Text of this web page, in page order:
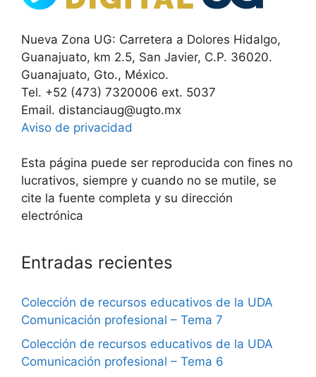
Nueva Zona UG: Carretera a Dolores Hidalgo,
Guanajuato, km 2.5, San Javier, C.P. 36020.
Guanajuato, Gto., México.
Tel. +52 (473) 7320006 ext. 5037
Email. distanciaug@ugto.mx
Aviso de privacidad
Esta página puede ser reproducida con fines no
lucrativos, siempre y cuando no se mutile, se
cite la fuente completa y su dirección
electrónica
Entradas recientes
Colección de recursos educativos de la UDA
Comunicación profesional – Tema 7
Colección de recursos educativos de la UDA
Comunicación profesional – Tema 6